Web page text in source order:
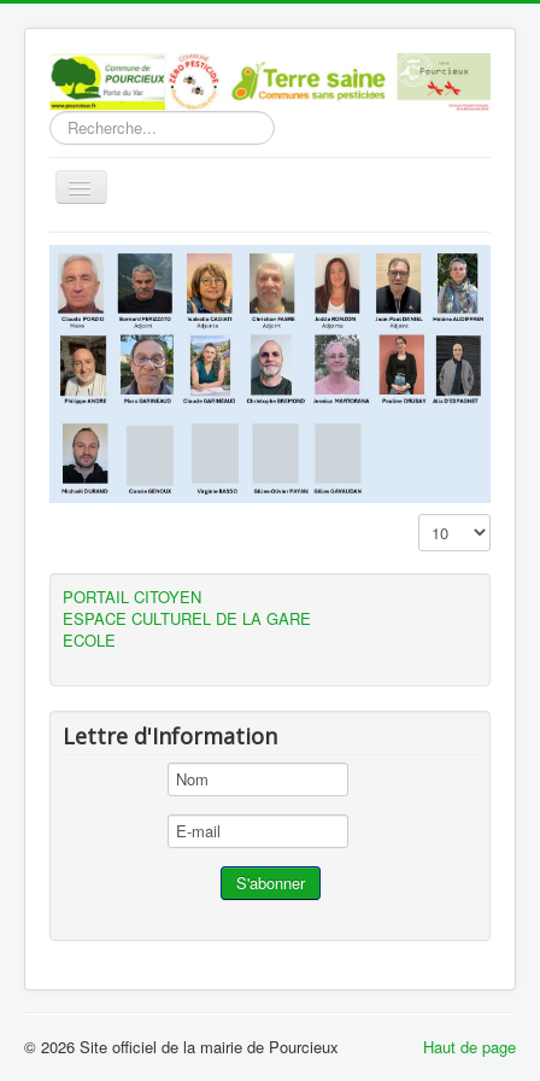
Rechercher
Basculer
Accueil
Découverte
Vie Municipale
Vie locale
Infos pratiques
Communication
Vous êtes ici : Accueil Vie Municipale
Elus
Affichage #
PORTAIL CITOYEN
ESPACE CULTUREL DE LA GARE
ECOLE
Lettre d'Information
Haut de page
© 2026 Site officiel de la mairie de Pourcieux